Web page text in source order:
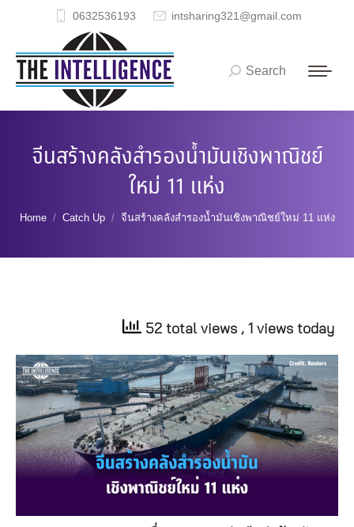
0632536193 intsharing321@gmail.com
Search:
Search
จีนสร้างคลังสำรองน้ำมันเชิงพาณิชย์
ใหม่ 11 แห่ง
You are here:
Home Catch Up จีนสร้างคลังสำรองน้ำมันเชิงพาณิชย์ใหม่ 11 แห่ง
52 total views , 1 views today